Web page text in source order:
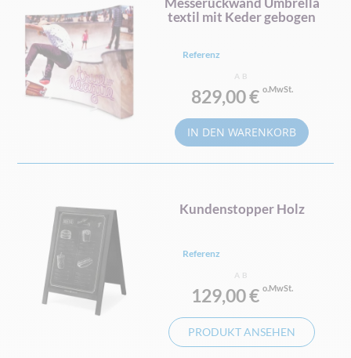
textil mit Keder gebogen
Referenz
AB
829,00 €
IN DEN WARENKORB
Kundenstopper Holz
Referenz
AB
129,00 €
PRODUKT ANSEHEN